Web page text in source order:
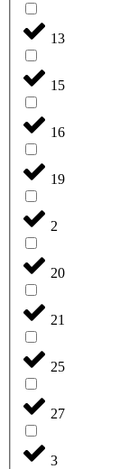
13
15
16
19
2
20
21
25
27
3